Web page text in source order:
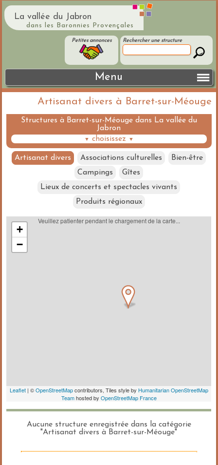
La vallée du Jabron
dans les Baronnies Provençales
Rechercher une structure
Petites annonces
Menu
Artisanat divers à Barret-sur-Méouge
Structures à Barret-sur-Méouge dans La vallée du
Jabron
▼ choisissez ▼
Artisanat divers Associations culturelles
Bien-être
Campings
Gîtes
Lieux de concerts et spectacles vivants
Produits régionaux
Aucune structure enregistrée dans la catégorie
"Artisanat divers à Barret-sur-Méouge"